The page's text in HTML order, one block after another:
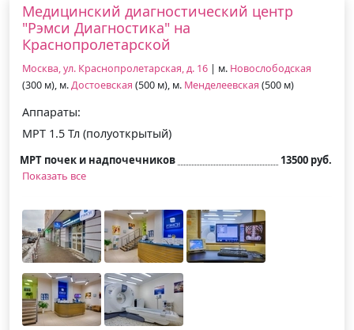
Медицинский диагностический центр
"Рэмси Диагностика" на
Краснопролетарской
Москва, ул. Краснопролетарская, д. 16 | м. Новослободская
(300 м), м.Достоевская (500 м), м. Менделеевская (500 м)
Аппараты:
МРТ 1.5 Тл (полуоткрытый)
МРТ почек и надпочечников
13500 руб.
Показать все